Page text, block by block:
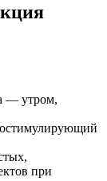
— утром,
при